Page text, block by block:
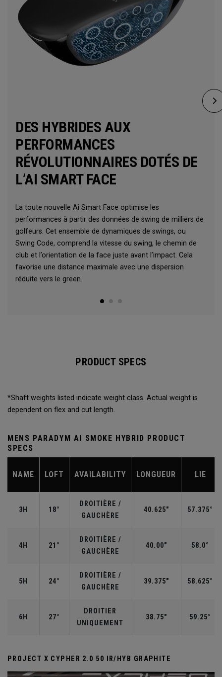
DES HYBRIDES AUX
PERFORMANCES
RÉVOLUTIONNAIRES DOTÉS DE
L’AI SMART FACE
La toute nouvelle Ai Smart Face optimise les
performances à partir des données de swing de milliers de
golfeurs. Cet ensemble de dynamiques de swings, ou
Swing Code, comprend la vitesse du swing, le chemin de
club et l’orientation de la face juste avant l’impact. Cela
favorise une distance maximale avec une dispersion
réduite vers le green.
PRODUCT SPECS
*Shaft weights listed indicate weight class. Actual weight is
dependent on flex and cut length.
MENS PARADYM AI SMOKE HYBRID PRODUCT
SPECS
NAME LOFT AVAILABILITY LONGUEUR LIE
3H 18°
DROITIÈRE /
GAUCHÈRE
40.625" 57.375°
4H 21°
DROITIÈRE /
GAUCHÈRE
40.00" 58.0°
5H 24°
DROITIÈRE /
GAUCHÈRE
39.375" 58.625°
6H 27°
DROITIER
UNIQUEMENT
38.75" 59.25°
PROJECT X CYPHER 2.0 50 IR/HYB GRAPHITE